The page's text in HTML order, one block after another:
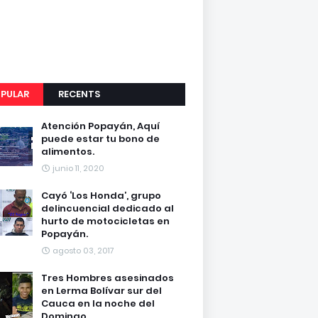
RECENTS
Atención Popayán, Aquí
puede estar tu bono de
alimentos.
junio 11, 2020
Cayó ‘Los Honda’, grupo
delincuencial dedicado al
hurto de motocicletas en
Popayán.
agosto 03, 2017
Tres Hombres asesinados
en Lerma Bolívar sur del
Cauca en la noche del